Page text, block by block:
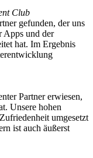
Club
gefunden, der uns
Apps und der
hat. Im Ergebnis
Partner erwiesen,
Unsere hohen
umgesetzt
ist auch äußerst